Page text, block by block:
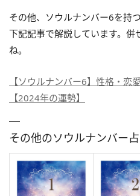
その他、ソウルナンバー6を持
下記記事で解説しています。併
ね。
【ソウルナンバー6】性格・恋
【2024年の運勢】
その他のソウルナンバー